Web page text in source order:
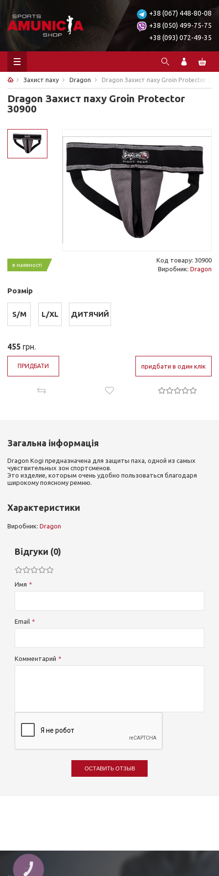
+38 (067) 448-80-08
+38 (050) 499-75-75
+38 (093) 072-49-35
Захист паху Dragon Dragon Захист паху Groin Protector
Dragon Захист паху Groin Protector
30900
в наявності
Код товару: 30900
Виробник: Dragon
Розмір
S/M L/XL ДИТЯЧИЙ
455 грн.
ПРИДБАТИ придбати в один клік
Загальна інформація
Dragon Kogi предназначена для защиты паха, одной из самых
чувствительных зон спортсменов.
Это изделие, которым очень удобно пользоваться благодаря
широкому поясному ремню.
Характеристики
Виробник: Dragon
Відгуки (0)
Имя
Email
Комментарий
ОСТАВИТЬ ОТЗЫВ
КНОПКА
ЗВ'ЯЗКУ